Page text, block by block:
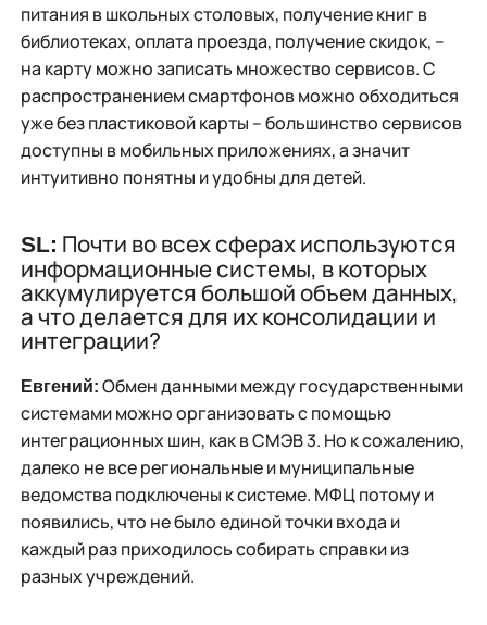
питания в школьных столовых, получение книг в
библиотеках, оплата проезда, получение скидок, –
на карту можно записать множество сервисов. С
распространением смартфонов можно обходиться
уже без пластиковой карты – большинство сервисов
доступны в мобильных приложениях, а значит
интуитивно понятны и удобны для детей.
SL: Почти во всех сферах используются
информационные системы, в которых
аккумулируется большой объем данных,
а что делается для их консолидации и
интеграции?
Евгений: Обмен данными между государственными
системами можно организовать с помощью
интеграционных шин, как в СМЭВ 3. Но к сожалению,
далеко не все региональные и муниципальные
ведомства подключены к системе. МФЦ потому и
появились, что не было единой точки входа и
каждый раз приходилось собирать справки из
разных учреждений.